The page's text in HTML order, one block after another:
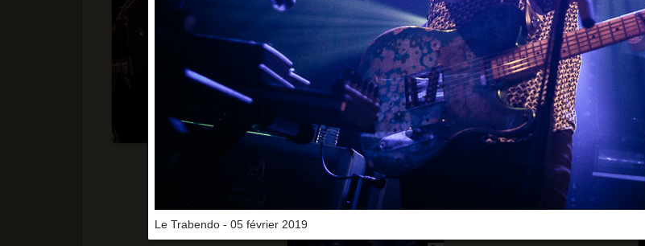
Le Trabendo - 05 février 2019